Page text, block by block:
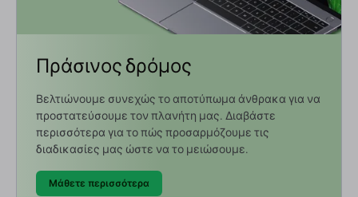
Πράσινος δρόμος
Βελτιώνουμε συνεχώς το αποτύπωμα άνθρακα για να
προστατεύσουμε τον πλανήτη μας. Διαβάστε
περισσότερα για το πώς προσαρμόζουμε τις
διαδικασίες μας ώστε να το μειώσουμε.
Μάθετε περισσότερα